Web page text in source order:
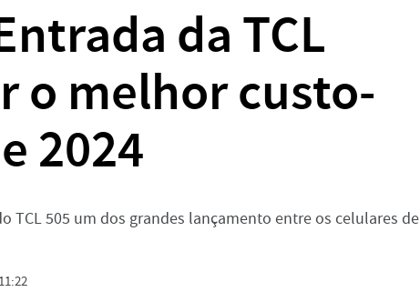
da TCL
o melhor custo-
2024
TCL 505 um dos grandes lançamento entre os celulares de